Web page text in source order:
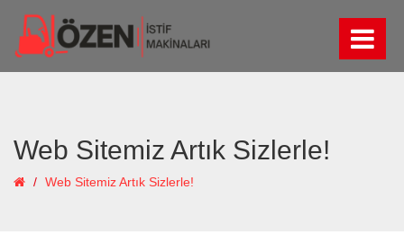
Web Sitemiz Artık Sizlerle!
Web Sitemiz Artık Sizlerle!